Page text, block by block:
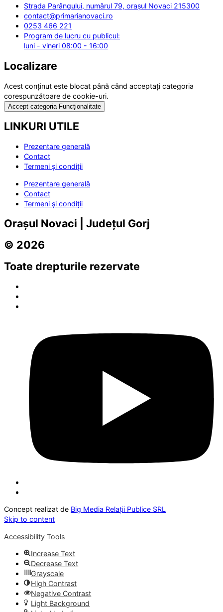
Strada Parângului, numărul 79, orașul Novaci 215300
contact@primarianovaci.ro
0253 466 221
Program de lucru cu publicul:
luni - vineri 08:00 - 16:00
Localizare
Acest conținut este blocat până când acceptați categoria
corespunzătoare de cookie-uri.
Accept categoria Funcționalitate
LINKURI UTILE
Prezentare generală
Contact
Termeni și condiții
Prezentare generală
Contact
Termeni și condiții
Orașul Novaci | Județul Gorj
© 2026
Toate drepturile rezervate
Concept realizat de Big Media Relații Publice SRL
Skip to content
Accessibility Tools
Increase Text
Decrease Text
Grayscale
High Contrast
Negative Contrast
Light Background